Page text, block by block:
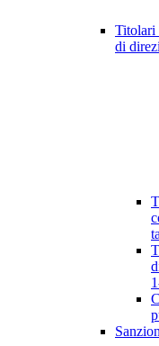
Titolari
di